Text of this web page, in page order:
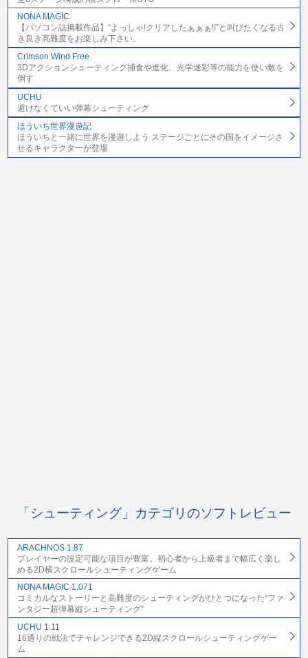
NONA MAGIC
【パソコン誌掲載作品】“よっしゃ!クリアしたぁぁぁ!!”と叫びたくなる古
き良き高難度をお楽しみ下さい。
Crimson Wind Free
3Dアクションシューティング捕食や進化、光学迷彩等の能力を使い敵を
倒す
UCHU
避けなくていい弾幕シューティング
ほういち世界漫遊記
ほういちと一緒に世界を漫遊しよう ステージごとにその国をイメージさ
せるキャラクターが登場
「シューティング」カテゴリのソフトレビュー
ARACHNOS 1.87
プレイヤーの設定可能な項目が豊富。初心者から上級者まで幅広く楽し
める2D横スクロールシューティングゲーム
NONA MAGIC 1.071
コミカルなストーリーと高難度のシューティングがひとつになった“ファ
ンタジー超弾幕縦シューティング”
UCHU 1.11
16通りの戦法でチャレンジできる2D縦スクロールシューティングゲー
ム